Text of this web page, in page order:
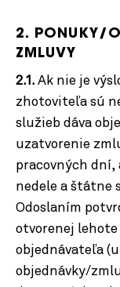
2. PONUKY/
ZMLUVY
2.1. Ak nie je
zhotoviteľa sú
služieb dáva
uzatvorenie
pracovných dní,
nedele a štátne
Odoslaním
otvorenej
objednávateľa
objednávky/